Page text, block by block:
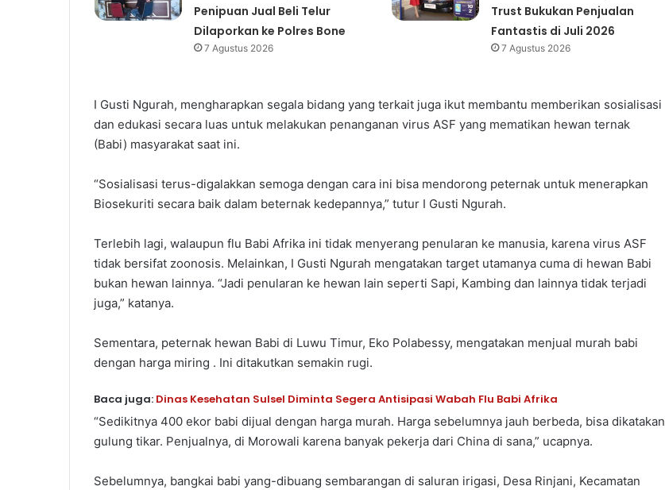
Penipuan Jual Beli Telur
Dilaporkan ke Polres Bone
7 Agustus 2026
Trust Bukukan Penjualan
Fantastis di Juli 2026
7 Agustus 2026
I Gusti Ngurah, mengharapkan segala bidang yang terkait juga ikut membantu memberikan sosialisasi
dan edukasi secara luas untuk melakukan penanganan virus ASF yang mematikan hewan ternak
(Babi) masyarakat saat ini.
“Sosialisasi terus-digalakkan semoga dengan cara ini bisa mendorong peternak untuk menerapkan
Biosekuriti secara baik dalam beternak kedepannya,” tutur I Gusti Ngurah.
Terlebih lagi, walaupun flu Babi Afrika ini tidak menyerang penularan ke manusia, karena virus ASF
tidak bersifat zoonosis. Melainkan, I Gusti Ngurah mengatakan target utamanya cuma di hewan Babi
bukan hewan lainnya. “Jadi penularan ke hewan lain seperti Sapi, Kambing dan lainnya tidak terjadi
juga,” katanya.
Sementara, peternak hewan Babi di Luwu Timur, Eko Polabessy, mengatakan menjual murah babi
dengan harga miring . Ini ditakutkan semakin rugi.
Baca juga: Dinas Kesehatan Sulsel Diminta Segera Antisipasi Wabah Flu Babi Afrika
“Sedikitnya 400 ekor babi dijual dengan harga murah. Harga sebelumnya jauh berbeda, bisa dikatakan
gulung tikar. Penjualnya, di Morowali karena banyak pekerja dari China di sana,” ucapnya.
Sebelumnya, bangkai babi yang-dibuang sembarangan di saluran irigasi, Desa Rinjani, Kecamatan